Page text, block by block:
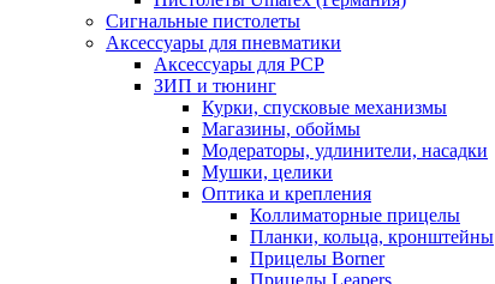
Сигнальные пистолеты
Аксессуары для пневматики
Аксессуары для PCP
ЗИП и тюнинг
Курки, спусковые механизмы
Магазины, обоймы
Модераторы, удлинители, насадки
Мушки, целики
Оптика и крепления
Коллиматорные прицелы
Планки, кольца, кронштейны
Прицелы Borner
Прицелы Leapers